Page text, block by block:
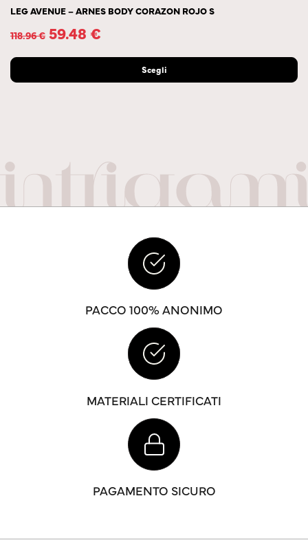
LEG AVENUE – ARNES BODY CORAZON ROJO S
118.96€ 59.48 €
Scegli
PACCO 100% ANONIMO
MATERIALI CERTIFICATI
PAGAMENTO SICURO